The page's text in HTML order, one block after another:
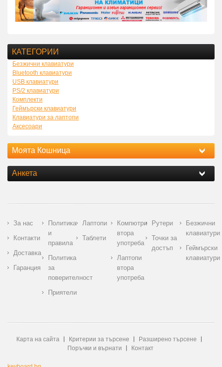
КАТЕГОРИИ
Безжични клавиатури
Bluetooth клавиатури
USB клавиатури
PS/2 клавиатури
Комплекти
Геймърски клавиатури
Клавиатури за лаптопи
Аксесоари
Моята Кошница
Анкета
За нас
Контакти
Доставка
Гаранция
Политика
и
правила
Политика
за
поверителност
Приятели
Лаптопи
Таблети
Компютри
втора
употреба
Лаптопи
втора
употреба
Рутери
Точки за
достъп
Безжични
клавиатури
Геймърски
клавиатури
Карта на сайта Критерии за търсене
Разширено търсене
Поръчки и върнати
Контакт